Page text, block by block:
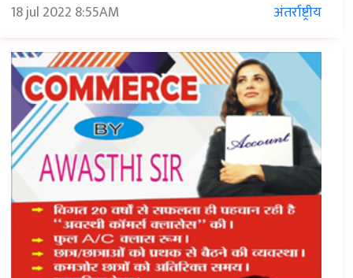
18 jul 2022 8:55AM अंतर्राष्ट्रीय